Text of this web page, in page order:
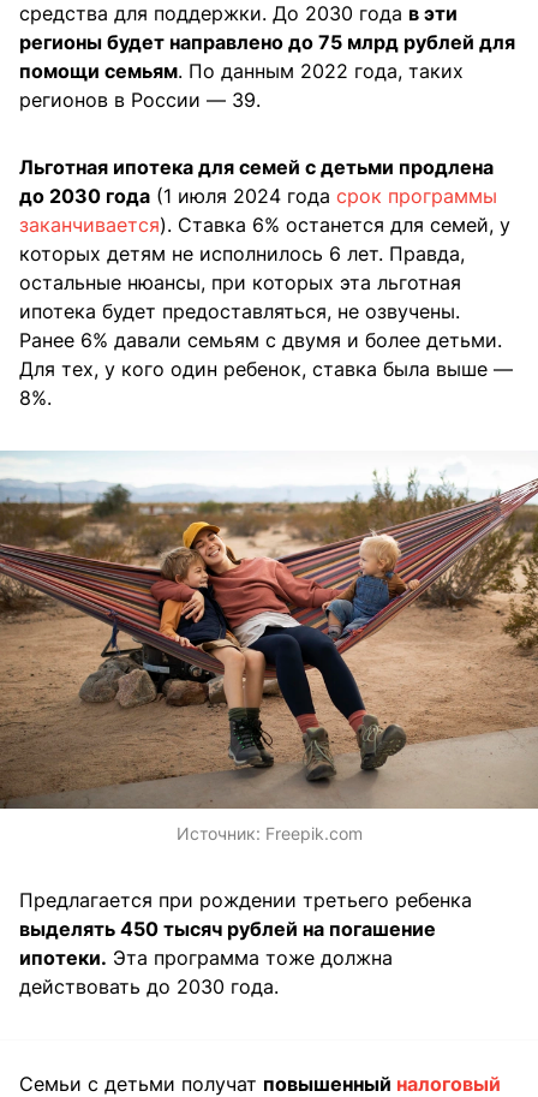
средства для поддержки. До 2030 года в эти
регионы будет направлено до 75 млрд рублей для
помощи семьям. По данным 2022 года, таких
регионов в России — 39.
Льготная ипотека для семей с детьми продлена
до 2030 года (1 июля 2024 года срок программы
заканчивается). Ставка 6% останется для семей, у
которых детям не исполнилось 6 лет. Правда,
остальные нюансы, при которых эта льготная
ипотека будет предоставляться, не озвучены.
Ранее 6% давали семьям с двумя и более детьми.
Для тех, у кого один ребенок, ставка была выше —
8%.
Источник: Freepik.com
Предлагается при рождении третьего ребенка
выделять 450 тысяч рублей на погашение
ипотеки. Эта программа тоже должна
действовать до 2030 года.
Семьи с детьми получат повышенный налоговый